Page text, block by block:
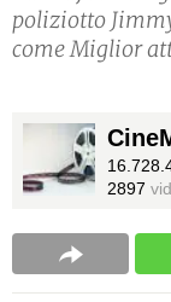
poliziotto
come Miglior
2897